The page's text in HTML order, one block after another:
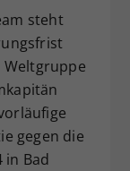
steht
Weltgruppe
gegen die
in Bad
Consent-
eine
die
Ihrer
falls der
eingestellt